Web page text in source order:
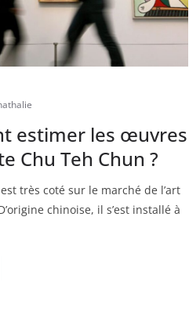
estimer les œuvres
Chu Teh Chun ?
très coté sur le marché de l’art
chinoise, il s’est installé à